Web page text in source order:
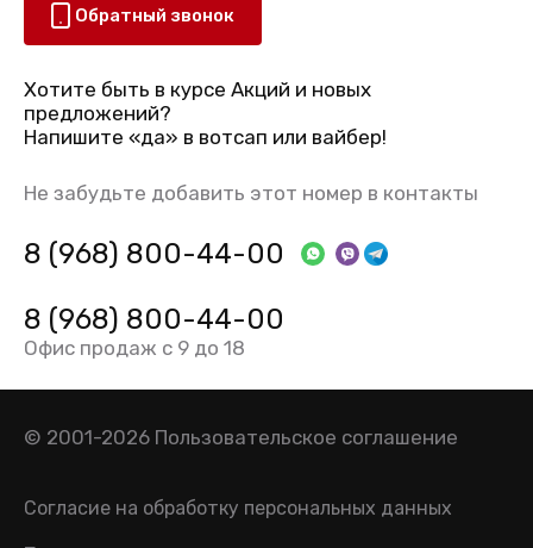
Обратный звонок
Хотите быть в курсе Акций и новых
предложений?
Напишите «да» в вотсап или вайбер!
Не забудьте добавить этот номер в контакты
8 (968) 800-44-00
8 (968) 800-44-00
Офис продаж с 9 до 18
© 2001-2026 Пользовательское соглашение
Согласие на обработку персональных данных